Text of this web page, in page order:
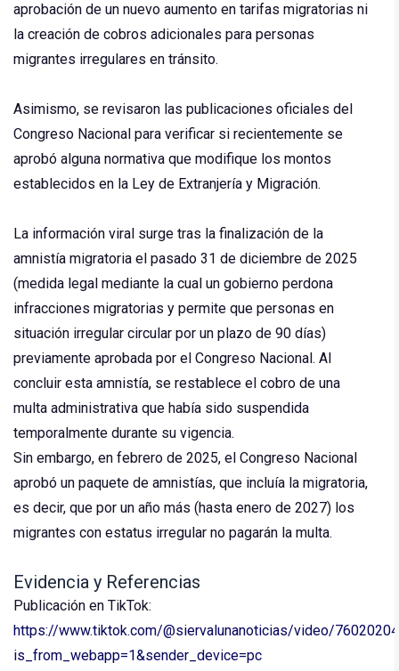
aprobación de un nuevo aumento en tarifas migratorias ni
la creación de cobros adicionales para personas
migrantes irregulares en tránsito.
Asimismo, se revisaron las publicaciones oficiales del
Congreso Nacional para verificar si recientemente se
aprobó alguna normativa que modifique los montos
establecidos en la Ley de Extranjería y Migración.
La información viral surge tras la finalización de la
amnistía migratoria el pasado 31 de diciembre de 2025
(medida legal mediante la cual un gobierno perdona
infracciones migratorias y permite que personas en
situación irregular circular por un plazo de 90 días)
previamente aprobada por el Congreso Nacional. Al
concluir esta amnistía, se restablece el cobro de una
multa administrativa que había sido suspendida
temporalmente durante su vigencia.
Sin embargo, en febrero de 2025, el Congreso Nacional
aprobó un paquete de amnistías, que incluía la migratoria,
es decir, que por un año más (hasta enero de 2027) los
migrantes con estatus irregular no pagarán la multa.
Evidencia y Referencias
Publicación en TikTok:
https://www.tiktok.com/@siervalunanoticias/video/
is_from_webapp=1&sender_device=pc